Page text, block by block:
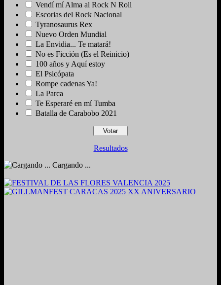
Vendí mí Alma al Rock N Roll
Escorias del Rock Nacional
Tyranosaurus Rex
Nuevo Orden Mundial
La Envidia... Te matará!
No es Ficción (Es el Reinicio)
100 años y Aquí estoy
El Psicópata
Rompe cadenas Ya!
La Parca
Te Esperaré en mí Tumba
Batalla de Carabobo 2021
Resultados
Cargando ...